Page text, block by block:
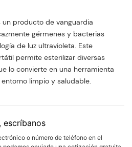
un producto de vanguardia
gérmenes y bacterias
de luz ultravioleta. Este
permite esterilizar diversas
lo convierte en una herramienta
limpio y saludable.
escríbanos
o número de teléfono en el